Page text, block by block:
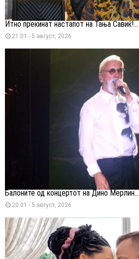
Итно прекинат настапот на Тања Савиќ!...
21:01 - 5 август, 2026
Балоните од концертот на Дино Мерлин...
20:01 - 5 август, 2026